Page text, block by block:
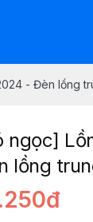
- Đèn lồng
ngọc]
lồng